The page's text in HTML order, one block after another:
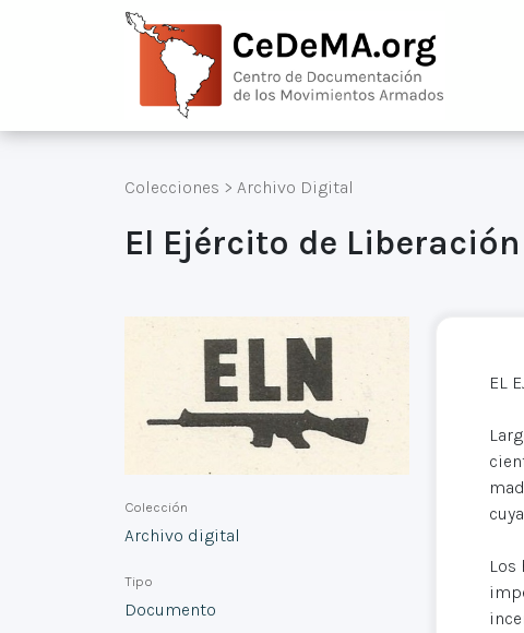
Colecciones > Archivo Digital
El Ejército de
Colección
Archivo digital
Tipo
Documento
EL
Los